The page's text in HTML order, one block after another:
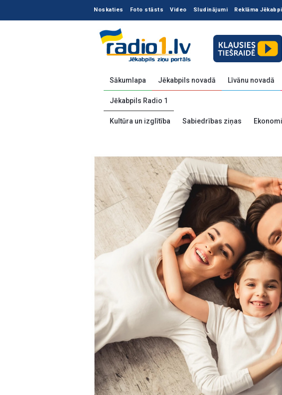
Noskaties Foto stāsts Video Sludinājumi Reklāma
Sākumlapa Jēkabpils novadā Līvānu novadā
Jēkabpils Radio 1
Kultūra un izglītība Sabiedrības ziņas